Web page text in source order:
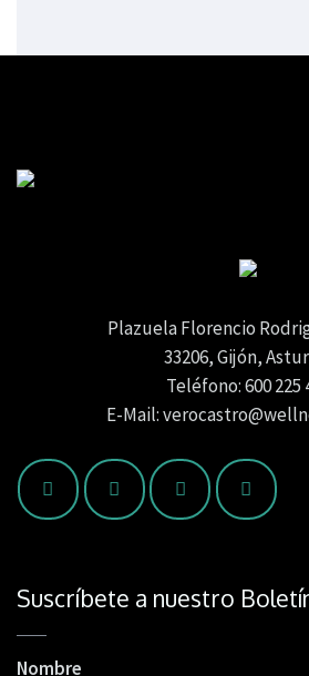
Plazuela Florencio
33206, Gijón,
Teléfono: 600 225
E-Mail:
Suscríbete a nuestro
Nombre